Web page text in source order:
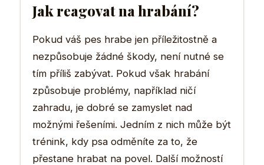
Jak reagovat na hrabání?
Pokud váš pes hrabe jen příležitostně a
nezpůsobuje žádné škody, není nutné se
tím příliš zabývat. Pokud však hrabání
způsobuje problémy, například ničí
zahradu, je dobré se zamyslet nad
možnými řešeními. Jedním z nich může být
trénink, kdy psa odměníte za to, že
přestane hrabat na povel. Další možností